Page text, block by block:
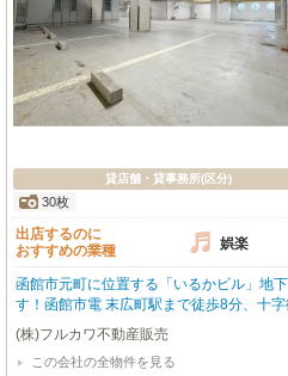
貸店舗・貸事務所(区分)
30枚
出店するのに
おすすめの業種
娯楽
函館市元町に位置する「いるかビル」地
す！函館市電 末広町駅まで徒歩8分、十
分圏内でアクセス良好です。広々とした
備しているため、アミューズメント施設
すめです。エアコン、男女別トイレ、照
(株)フルカワ不動産販売
この会社の全物件を見る